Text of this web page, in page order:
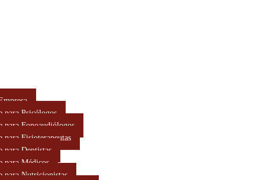
para Psicólogos
para Fonoaudiólogos
para Fisioterapeutas
para Dentistas
para Médicos
para Nutricionistas